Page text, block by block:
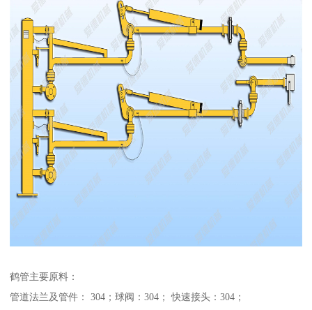
鹤管主要原料：
管道法兰及管件： 304；球阀：304； 快速接头：304；